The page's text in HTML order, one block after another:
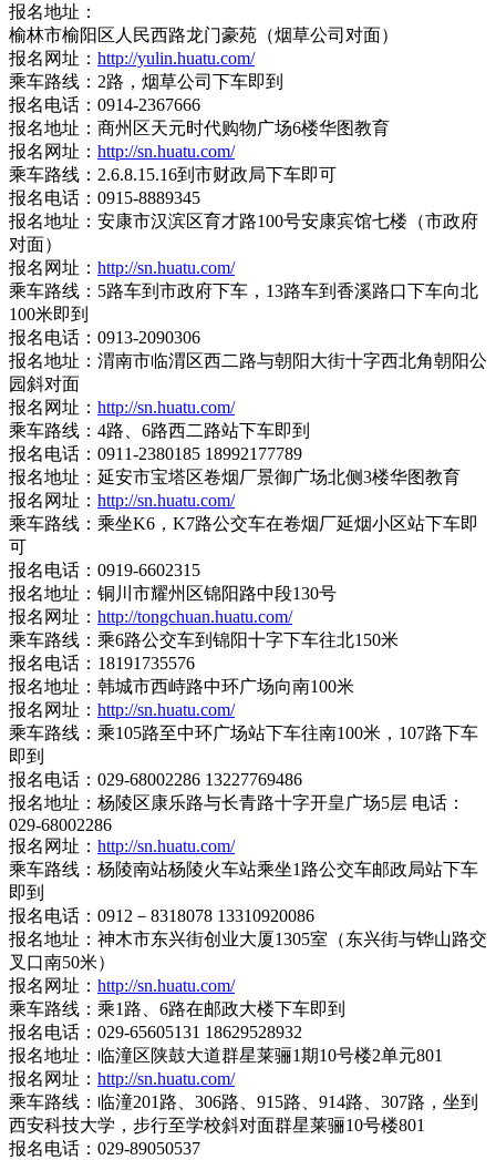
报名地址：
榆林市榆阳区人民西路龙门豪苑（烟草公司对面）
报名网址： http://yulin.huatu.com/
乘车路线：2路，烟草公司下车即到
报名电话：0914-2367666
报名地址：商州区天元时代购物广场6楼华图教育
报名网址： http://sn.huatu.com/
乘车路线：2.6.8.15.16到市财政局下车即可
报名电话：0915-8889345
报名地址：安康市汉滨区育才路100号安康宾馆七楼（市政府
对面）
报名网址： http://sn.huatu.com/
乘车路线：5路车到市政府下车，13路车到香溪路口下车向北
100米即到
报名电话：0913-2090306
报名地址：渭南市临渭区西二路与朝阳大街十字西北角朝阳公
园斜对面
报名网址： http://sn.huatu.com/
乘车路线：4路、6路西二路站下车即到
报名电话：0911-2380185 18992177789
报名地址：延安市宝塔区卷烟厂景御广场北侧3楼华图教育
报名网址： http://sn.huatu.com/
乘车路线：乘坐K6，K7路公交车在卷烟厂延烟小区站下车即
可
报名电话：0919-6602315
报名地址：铜川市耀州区锦阳路中段130号
报名网址： http://tongchuan.huatu.com/
乘车路线：乘6路公交车到锦阳十字下车往北150米
报名电话：18191735576
报名地址：韩城市西峙路中环广场向南100米
报名网址： http://sn.huatu.com/
乘车路线：乘105路至中环广场站下车往南100米，107路下车
即到
报名电话：029-68002286 13227769486
报名地址：杨陵区康乐路与长青路十字开皇广场5层 电话：
029-68002286
报名网址： http://sn.huatu.com/
乘车路线：杨陵南站杨陵火车站乘坐1路公交车邮政局站下车
即到
报名电话：0912－8318078 13310920086
报名地址：神木市东兴街创业大厦1305室（东兴街与铧山路交
叉口南50米）
报名网址： http://sn.huatu.com/
乘车路线：乘1路、6路在邮政大楼下车即到
报名电话：029-65605131 18629528932
报名地址：临潼区陕鼓大道群星莱骊1期10号楼2单元801
报名网址： http://sn.huatu.com/
乘车路线：临潼201路、306路、915路、914路、307路，坐到
西安科技大学，步行至学校斜对面群星莱骊10号楼801
报名电话：029-89050537